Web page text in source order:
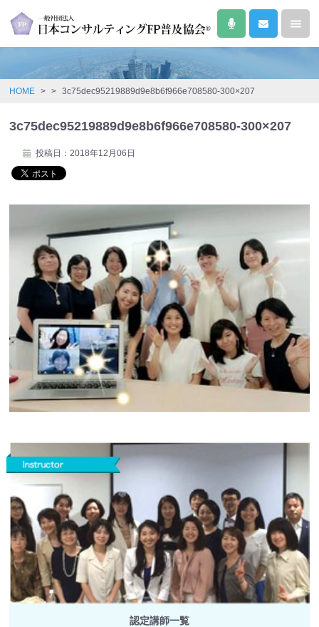
HOME > > 3c75dec95219889d9e8b6f966e708580-300×207
3c75dec95219889d9e8b6f966e708580-300×207
投稿日：2018年12月06日
認定講師一覧